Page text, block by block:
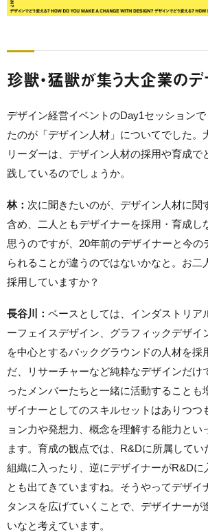
珍獣・猛獣が集う大企業の
デザイン経営イベントのDay1セッション
たのが「デザイン人材」についてでした。
リーダーは、デザイン人材の採用や育成で
践しているのでしょうか。
林： 次に聞きたいのが、デザイン人材に関
含め、二人ともデザイナーを採用・育成し
思うのですが、20年前のデザイナーと今の
られることが違うのではないかなと。お二
採用していますか？
長谷川： ベースとしては、インダストリア
ーフェイスデザイン、グラフィックデザイ
を中心とするバックグラウンドの人材を採
だ、リサーチャーなど純粋なデザインだけ
ったメンバーたちと一緒に活動することも
ザイナーとしてのスキルセットはありつつ
ョン力や発想力、概念を理解する能力とい
ます。育成の観点では、R&Dに所属して
組織に入ったり、逆にデザイナーがR&Dに
とも出てきていますね。そうやってデザイ
タンスを広げていくことで、デザイナーが
いなと考えています。